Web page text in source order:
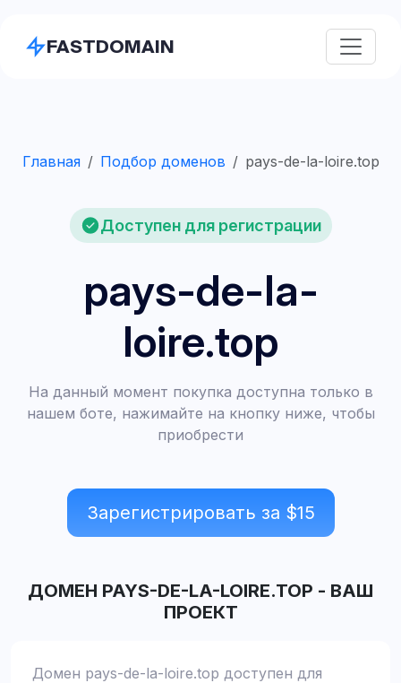
FASTDOMAIN
Главная Подбор доменов pays-de-la-loire.top
Доступен для регистрации
pays-de-la-
loire.top
На данный момент покупка доступна только в
нашем боте, нажимайте на кнопку ниже, чтобы
приобрести
Зарегистрировать за $15
ДОМЕН PAYS-DE-LA-LOIRE.TOP - ВАШ
ПРОЕКТ
Домен pays-de-la-loire.top доступен для